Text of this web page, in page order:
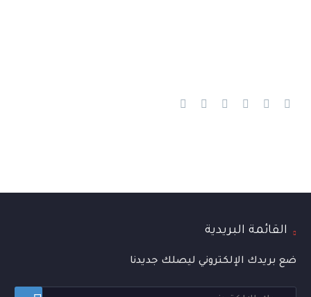
القائمة البريدية
ضع بريدك الإلكتروني ليصلك جديدنا